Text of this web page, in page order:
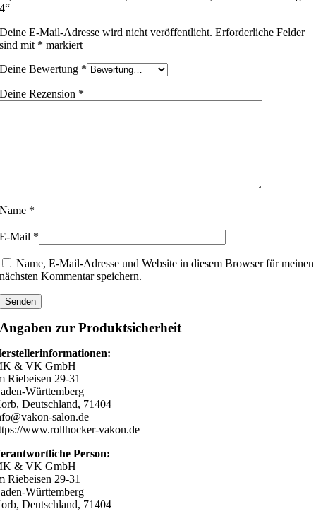
4“
Deine E-Mail-Adresse wird nicht veröffentlicht. Erforderliche Felder
sind mit * markiert
Deine Bewertung *
Deine Rezension *
Name *
E-Mail *
Name, E-Mail-Adresse und Website in diesem Browser für meinen
nächsten Kommentar speichern.
Angaben zur Produktsicherheit
& VK GmbH
Riebeisen 29-31
Württemberg
Deutschland, 71404
salon.de
www.rollhocker-vakon.de
Person:
& VK GmbH
Riebeisen 29-31
Württemberg
Deutschland, 71404